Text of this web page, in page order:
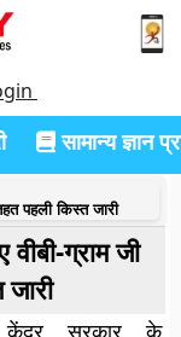
सामान्य ज्ञान
पहली किस्त जारी
ग्राम जी
केंद्र सरकार के